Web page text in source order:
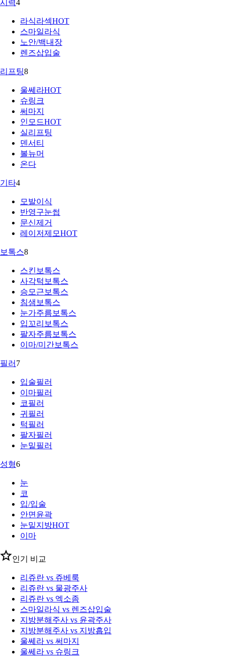
시력4
라식라섹HOT
스마일라식
노안/백내장
렌즈삽입술
리프팅8
울쎄라HOT
슈링크
써마지
인모드HOT
실리프팅
덴서티
볼뉴머
온다
기타4
모발이식
반영구눈썹
문신제거
레이저제모HOT
보톡스8
스킨보톡스
사각턱보톡스
승모근보톡스
침샘보톡스
눈가주름보톡스
입꼬리보톡스
팔자주름보톡스
이마/미간보톡스
필러 7
입술필러
이마필러
코필러
귀필러
턱필러
팔자필러
눈밑필러
성형6
눈
코
입/입술
안면윤곽
눈밑지방HOT
이마
인기 비교
리쥬란 vs 쥬베룩
리쥬란 vs 물광주사
리쥬란 vs 엑소좀
스마일라식 vs 렌즈삽입술
지방분해주사 vs 윤곽주사
지방분해주사 vs 지방흡입
울쎄라 vs 써마지
울쎄라 vs 슈링크